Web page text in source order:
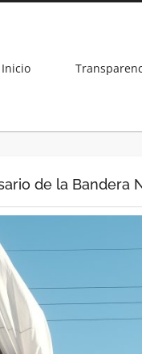
Inicio
de la Bandera